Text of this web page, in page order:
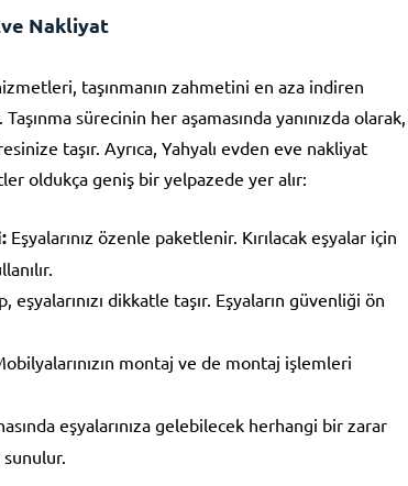
Nakliyat
taşınmanın zahmetini en aza indiren
sürecinin her aşamasında yanınızda olarak,
taşır. Ayrıca, Yahyalı evden eve nakliyat
oldukça geniş bir yelpazede yer alır:
Eşyalarınız özenle paketlenir. Kırılacak eşyalar için
eşyalarınızı dikkatle taşır. Eşyaların güvenliği ön
montaj ve de montaj işlemleri
eşyalarınıza gelebilecek herhangi bir zarar